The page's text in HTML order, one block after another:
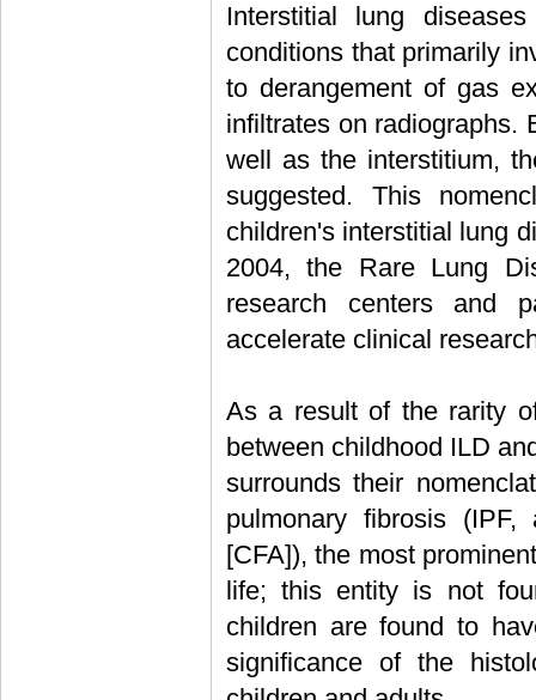
Interstitial lung
conditions that primarily
to derangement of gas
infiltrates on radiographs.
well as the interstitium,
suggested. This
children's interstitial lung
2004, the Rare Lung
research centers and
accelerate clinical
As a result of the rarity
between childhood ILD
surrounds their
pulmonary fibrosis
[CFA]), the most
life; this entity is not
children are found to
significance of the